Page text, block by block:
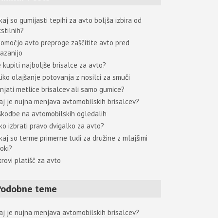
so gumijasti tepihi za avto boljša izbira od
avto preproge zaščitite avto pred
kupiti najboljše brisalce za avto?
olajšanje potovanja z nosilci za smuči
metlice brisalcev ali samo gumice?
je nujna menjava avtomobilskih brisalcev?
na avtomobilskih ogledalih
izbrati pravo dvigalko za avto?
so terme primerne tudi za družine z mlajšimi
platišč za avto
teme
je nujna menjava avtomobilskih brisalcev?